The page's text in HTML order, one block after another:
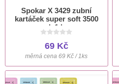
Spokar X 3429 zubní
kartáček super soft 3500
vl. 1 ks
69 Kč
měrná cena 69 Kč / 1ks